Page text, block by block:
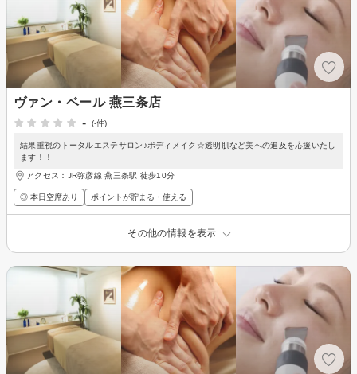
ヴァン・ベール 燕三条店
-
(-件)
結果重視のトータルエステサロン♪ボディメイク☆透明肌など美への追及を応援いたし
ます！！
アクセス：JR弥彦線 燕三条駅 徒歩10分
◎ 本日空席あり ポイントが貯まる・使える
その他の情報を表示